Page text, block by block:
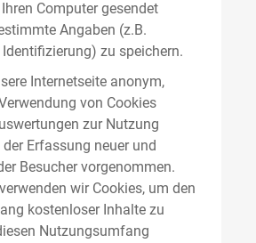
Computer gesendet
Angaben (z.B.
zu speichern.
Internetseite anonym,
von Cookies
zur Nutzung
Erfassung neuer und
Besucher vorgenommen.
wir Cookies, um den
kostenloser Inhalte zu
Nutzungsumfang